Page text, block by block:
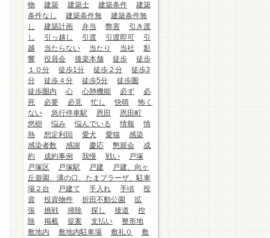
物
建築 建築士 建築条件
建築
条件なし
建築条件無
建築条件無
し
建築計画 弁当 弊害
引き渡
し
引っ越し 引渡 引渡即可
引
越
当たらない 当たり 当社
影
響
役員会 後楽本舗 徒歩
徒歩
１０分
徒歩1分 徒歩２分
徒歩3
分
徒歩４分 徒歩5分
徒歩圏
徒歩圏内
心 心肺機能 必ず
必
死
必要 必見 忙し 快晴
怖く
ない
急行停車駅 恩田
恩田町
悠樹
悩み 悩んでいる 情報
情
熱
想定利回 愛犬 愛猫
感染
感染者数
感謝 慶応 懇親会
成
約
成約事例 我慢 戦い
戸塚
戸塚区
戸塚駅 戸建
戸建、向ヶ
丘遊園、溝の口、たまプラーザ、駐車
場２台
戸建て 手入れ 手頃
投
資
投資物件 折田不動公園
拡
張
挑戦 掃除 探し 接道
控
除
掲載 提案 支払い
整形地
敷地内
敷地内駐車場 敷礼０
敷